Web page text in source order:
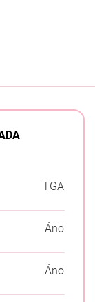
TGA
Áno
Áno